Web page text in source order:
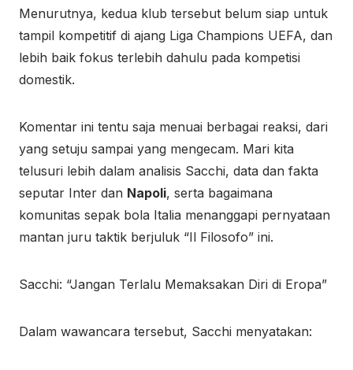
Menurutnya, kedua klub tersebut belum siap untuk
tampil kompetitif di ajang Liga Champions UEFA, dan
lebih baik fokus terlebih dahulu pada kompetisi
domestik.
Komentar ini tentu saja menuai berbagai reaksi, dari
yang setuju sampai yang mengecam. Mari kita
telusuri lebih dalam analisis Sacchi, data dan fakta
seputar Inter dan Napoli, serta bagaimana
komunitas sepak bola Italia menanggapi pernyataan
mantan juru taktik berjuluk “Il Filosofo” ini.
Sacchi: “Jangan Terlalu Memaksakan Diri di Eropa”
Dalam wawancara tersebut, Sacchi menyatakan: